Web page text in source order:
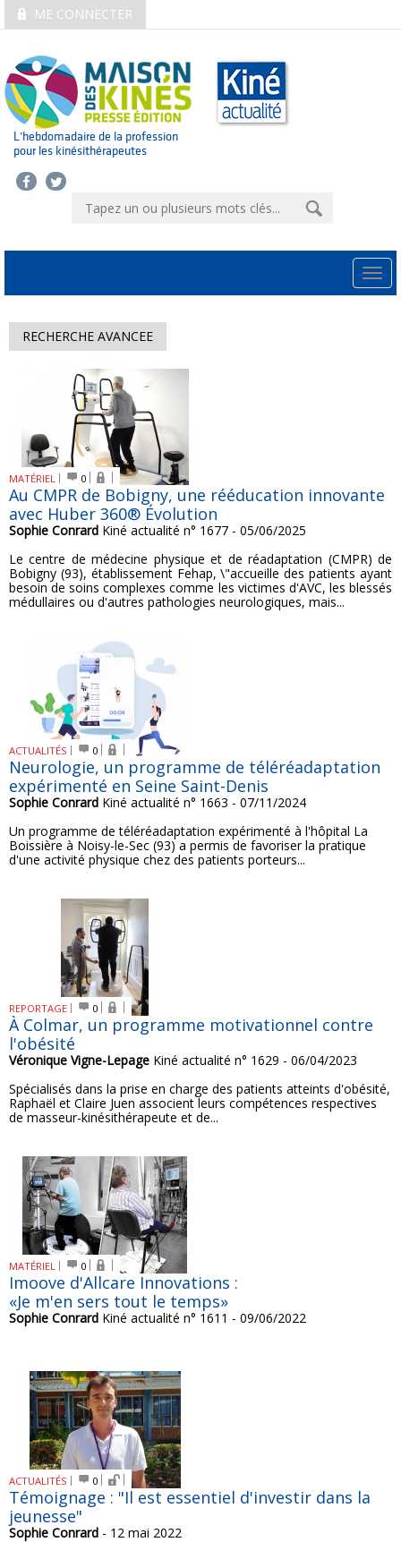
ME CONNECTER
L’hebdomadaire de la profession
pour les kinésithérapeutes
RECHERCHE AVANCEE
MATÉRIEL 0
Au CMPR de Bobigny, une rééducation innovante
avec Huber 360® Évolution
Sophie Conrard Kiné actualité n° 1677 - 05/06/2025
Le centre de médecine physique et de réadaptation (CMPR) de
Bobigny (93), établissement Fehap, \"accueille des patients ayant
besoin de soins complexes comme les victimes d'AVC, les blessés
médullaires ou d'autres pathologies neurologiques, mais...
ACTUALITÉS 0
Neurologie, un programme de téléréadaptation
expérimenté en Seine Saint-Denis
Sophie Conrard Kiné actualité n° 1663 - 07/11/2024
Un programme de téléréadaptation expérimenté à l'hôpital La
Boissière à Noisy-le-Sec (93) a permis de favoriser la pratique
d'une activité physique chez des patients porteurs...
REPORTAGE 0
À Colmar, un programme motivationnel contre
l'obésité
Véronique Vigne-Lepage Kiné actualité n° 1629 - 06/04/2023
Spécialisés dans la prise en charge des patients atteints d'obésité,
Raphaël et Claire Juen associent leurs compétences respectives
de masseur-kinésithérapeute et de...
MATÉRIEL 0
Imoove d'Allcare Innovations :
«Je m'en sers tout le temps»
Sophie Conrard Kiné actualité n° 1611 - 09/06/2022
ACTUALITÉS 0
Témoignage : "Il est essentiel d'investir dans la
jeunesse"
Sophie Conrard - 12 mai 2022